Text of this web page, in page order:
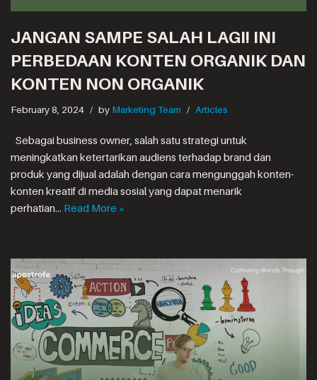
JANGAN SAMPE SALAH LAGI! INI
PERBEDAAN KONTEN ORGANIK DAN
KONTEN NON ORGANIK
February 8, 2024 by Marketing Team Articles
Sebagai business owner, salah satu strategi untuk
meningkatkan ketertarikan audiens terhadap brand dan
produk yang dijual adalah dengan cara mengunggah konten-
konten kreatif di media sosial yang dapat menarik
perhatian… Read More »